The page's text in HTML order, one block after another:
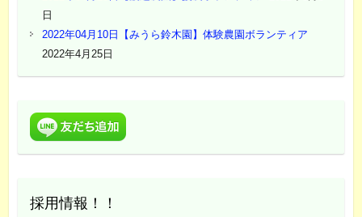
日
2022年04月10日【みうら鈴木園】体験農園ボランティア
2022年4月25日
採用情報！！